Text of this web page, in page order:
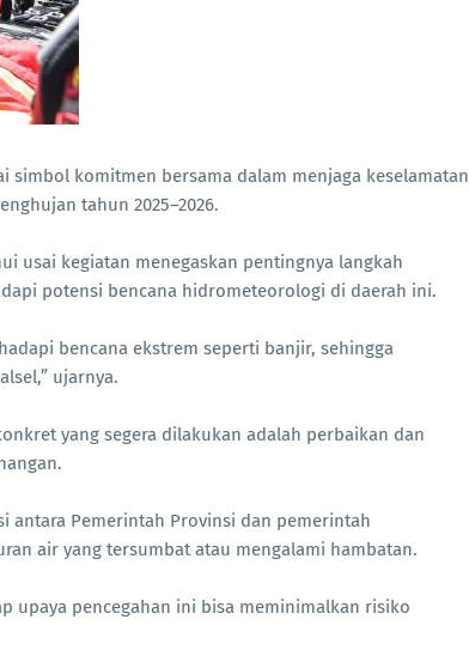
simbol komitmen bersama dalam menjaga keselamatan
tahun 2025–2026.
usai kegiatan menegaskan pentingnya langkah
potensi bencana hidrometeorologi di daerah ini.
bencana ekstrem seperti banjir, sehingga
ujarnya.
yang segera dilakukan adalah perbaikan dan
antara Pemerintah Provinsi dan pemerintah
air yang tersumbat atau mengalami hambatan.
upaya pencegahan ini bisa meminimalkan risiko